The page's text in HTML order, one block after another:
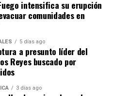
intensifica su erupción
comunidades en
5 días ago
a presunto líder del
Reyes buscado por
3 días ago